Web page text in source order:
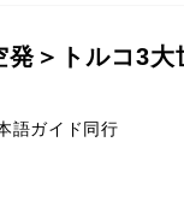
＞トルコ3
語ガイド同行